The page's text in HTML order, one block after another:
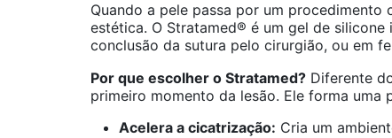
Quando a pele passa por um
estética. O Stratamed® é um gel de
conclusão da sutura pelo cirurgião, ou em
Por que escolher o Stratamed? Diferente
primeiro momento da lesão. Ele forma
Acelera a cicatrização: Cria um